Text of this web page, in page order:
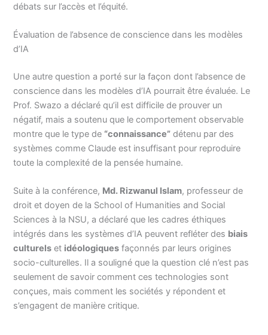
débats sur l’accès et l’équité.
Évaluation de l’absence de conscience dans les modèles
d’IA
Une autre question a porté sur la façon dont l’absence de
conscience dans les modèles d’IA pourrait être évaluée. Le
Prof. Swazo a déclaré qu’il est difficile de prouver un
négatif, mais a soutenu que le comportement observable
montre que le type de “connaissance” détenu par des
systèmes comme Claude est insuffisant pour reproduire
toute la complexité de la pensée humaine.
Suite à la conférence, Md. Rizwanul Islam, professeur de
droit et doyen de la School of Humanities and Social
Sciences à la NSU, a déclaré que les cadres éthiques
intégrés dans les systèmes d’IA peuvent refléter des biais
culturels et idéologiques façonnés par leurs origines
socio-culturelles. Il a souligné que la question clé n’est pas
seulement de savoir comment ces technologies sont
conçues, mais comment les sociétés y répondent et
s’engagent de manière critique.